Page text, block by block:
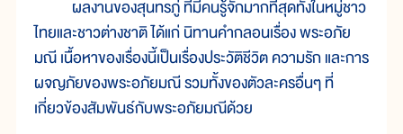
ผลงานของสุนทรภู่ ที่มีคนรู้จักมากที่สุดทั้งในหมู่ชาว
ไทยและชาวต่างชาติ ได้แก่ นิทานคำกลอนเรื่อง พระอภัย
มณี เนื้อหาของเรื่องนี้เป็นเรื่องประวัติชีวิต ความรัก และการ
ผจญภัยของพระอภัยมณี รวมทั้งของตัวละครอื่นๆ ที่
เกี่ยวข้องสัมพันธ์กับพระอภัยมณีด้วย